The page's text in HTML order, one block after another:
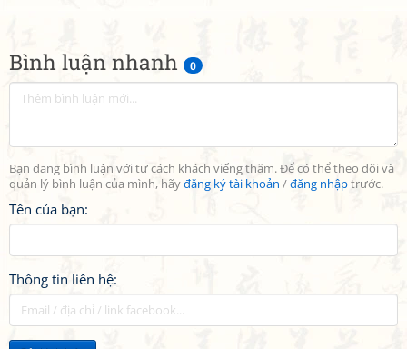
Bình luận nhanh 0
Bạn đang bình luận với tư cách khách viếng thăm. Để có thể theo dõi và
quản lý bình luận của mình, hãyđăng ký tài khoản /đăng nhậptrước.
Tên của bạn:
Thông tin liên hệ: